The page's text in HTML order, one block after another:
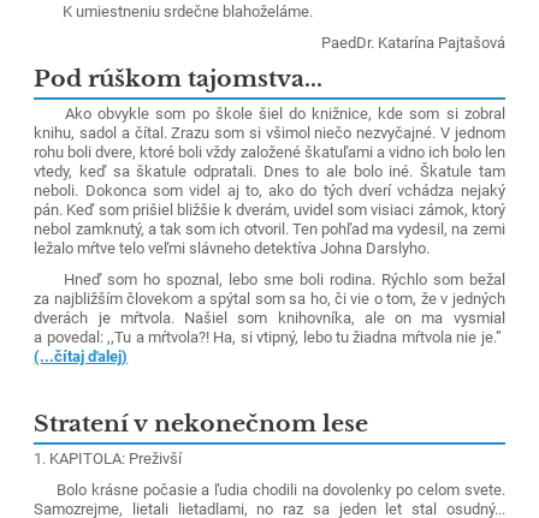
K umiestneniu srdečne blahoželáme.
PaedDr. Katarína Pajtašová
Pod rúškom tajomstva...
Ako obvykle som po škole šiel do knižnice, kde som si zobral
knihu, sadol a čítal. Zrazu som si všimol niečo nezvyčajné. V jednom
rohu boli dvere, ktoré boli vždy založené škatuľami a vidno ich bolo len
vtedy, keď sa škatule odpratali. Dnes to ale bolo iné. Škatule tam
neboli. Dokonca som videl aj to, ako do tých dverí vchádza nejaký
pán. Keď som prišiel bližšie k dverám, uvidel som visiaci zámok, ktorý
nebol zamknutý, a tak som ich otvoril. Ten pohľad ma vydesil, na zemi
ležalo mŕtve telo veľmi slávneho detektíva Johna Darslyho.
Hneď som ho spoznal, lebo sme boli rodina. Rýchlo som bežal
za najbližším človekom a spýtal som sa ho, či vie o tom, že v jedných
dverách je mŕtvola. Našiel som knihovníka, ale on ma vysmial
a povedal: ,,Tu a mŕtvola?! Ha, si vtipný, lebo tu žiadna mŕtvola nie je.”
(...čítaj ďalej)
Stratení v nekonečnom lese
1. KAPITOLA: Preživší
Bolo krásne počasie a ľudia chodili na dovolenky po celom svete.
Samozrejme, lietali lietadlami, no raz sa jeden let stal osudný...